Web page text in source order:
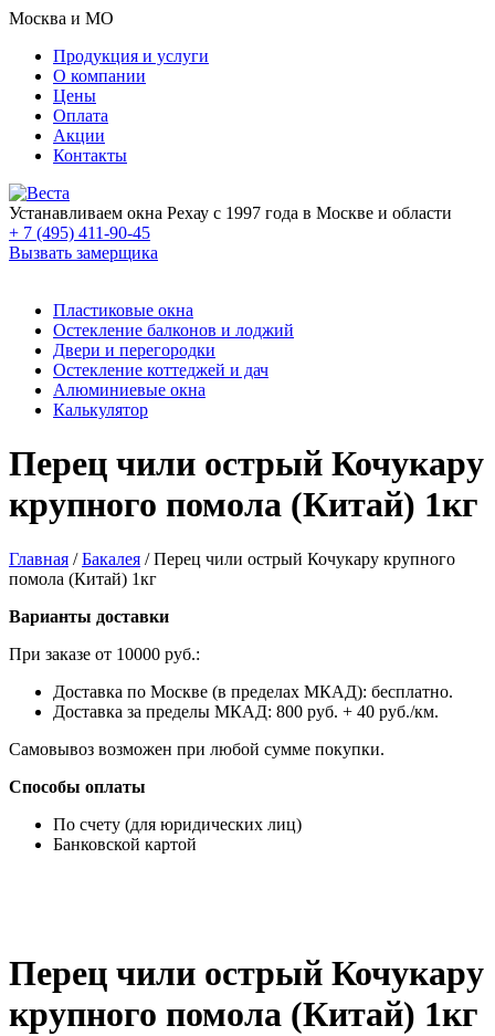
Москва и МО
Продукция и услуги
О компании
Цены
Оплата
Акции
Контакты
Устанавливаем окна Рехау с 1997 года в Москве и области
+ 7 (495) 411-90-45
Вызвать замерщика
Пластиковые окна
Остекление балконов и лоджий
Двери и перегородки
Остекление коттеджей и дач
Алюминиевые окна
Калькулятор
Перец чили острый Кочукару
крупного помола (Китай) 1кг
Главная /Бакалея /Перец чили острый Кочукару крупного
помола (Китай) 1кг
Варианты доставки
При заказе от 10000 руб.:
Доставка по Москве (в пределах МКАД): бесплатно.
Доставка за пределы МКАД: 800 руб. + 40 руб./км.
Самовывоз возможен при любой сумме покупки.
Способы оплаты
По счету (для юридических лиц)
Банковской картой
Перец чили острый Кочукару
крупного помола (Китай) 1кг